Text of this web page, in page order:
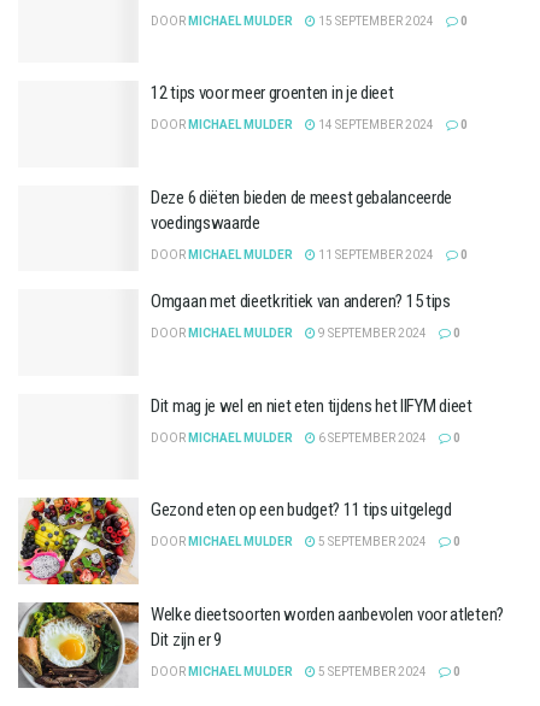
DOOR MICHAEL MULDER 15 SEPTEMBER 2024 0
12 tips voor meer groenten in je dieet
DOOR MICHAEL MULDER 14 SEPTEMBER 2024 0
Deze 6 diëten bieden de meest gebalanceerde
voedingswaarde
DOOR MICHAEL MULDER 11 SEPTEMBER 2024 0
Omgaan met dieetkritiek van anderen? 15 tips
DOOR MICHAEL MULDER 9 SEPTEMBER 2024 0
Dit mag je wel en niet eten tijdens het IIFYM dieet
DOOR MICHAEL MULDER 6 SEPTEMBER 2024 0
Gezond eten op een budget? 11 tips uitgelegd
DOOR MICHAEL MULDER 5 SEPTEMBER 2024 0
Welke dieetsoorten worden aanbevolen voor atleten?
Dit zijn er 9
DOOR MICHAEL MULDER 5 SEPTEMBER 2024 0